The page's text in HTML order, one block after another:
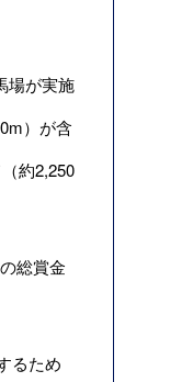
場が実施
）が含
約2,250
総賞金
るため